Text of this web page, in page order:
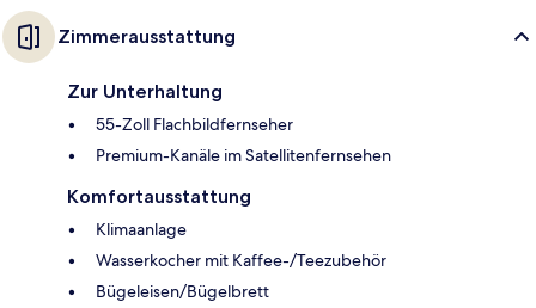
Zimmerausstattung
Zur Unterhaltung
55-Zoll Flachbildfernseher
Premium-Kanäle im Satellitenfernsehen
Komfortausstattung
Klimaanlage
Wasserkocher mit Kaffee-/Teezubehör
Bügeleisen/Bügelbrett